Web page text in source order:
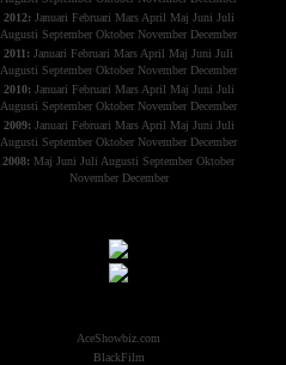
2012: Januari Februari Mars April Maj Juni Juli
Augusti September Oktober November December
2011: Januari Februari Mars April Maj Juni Juli
Augusti September Oktober November December
2010: Januari Februari Mars April Maj Juni Juli
Augusti September Oktober November December
2009: Januari Februari Mars April Maj Juni Juli
Augusti September Oktober November December
2008: Maj Juni Juli Augusti September Oktober
November December
AceShowbiz.com
BlackFilm